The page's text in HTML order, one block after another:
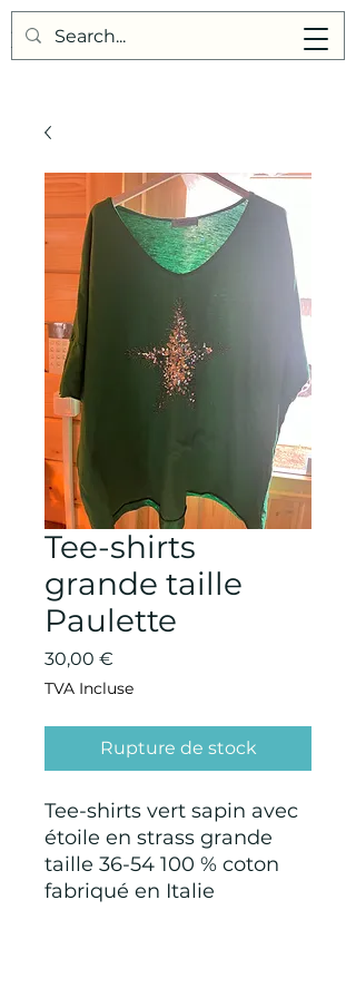
Points de Suture
Tee-shirts
grande taille
Paulette
30,00 €
TVA Incluse
Rupture de stock
Tee-shirts vert sapin avec
étoile en strass grande
taille 36-54 100 % coton
fabriqué en Italie